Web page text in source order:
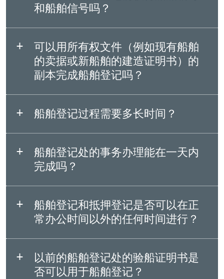
和船舶信号吗？
可以用所有权文件（例如现有船舶
的卖据或新船舶的建造证明书）的
副本完成船舶登记吗？
船舶登记过程需要多长时间？
船舶登记处的事务办理能在一天内
完成吗？
船舶登记和抵押登记是否可以在正
常办公时间以外的任何时间进行？
以前的船舶登记处的验船证明书是
否可以用于船舶登记？